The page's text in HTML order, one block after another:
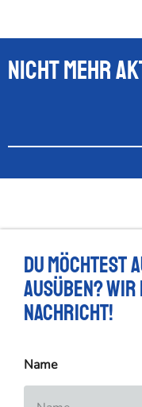
Nicht mehr
Du
ausüben?
Nachricht!
Name